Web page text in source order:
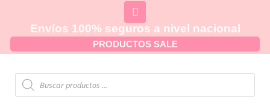
Envíos 100% seguros a nivel nacional
PRODUCTOS SALE